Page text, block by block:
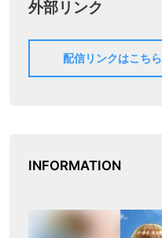
外部リンク
配信リンクはこちら
INFORMATION